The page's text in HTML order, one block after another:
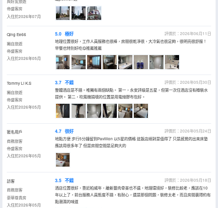
與好友旅遊
帝盛客房
入住於2026年07月
Qing Ee66
獨自旅遊
帝盛客房
入住於2026年05月
5.0 極好
評價於：2026年06月11日
地理位置很好，工作人員服務也很棒，房間很乾凈很，大冷氣也很足夠，很明亮很舒服！
早餐也特別好吃😋推薦推薦
Tommy Li K.S
獨自旅遊
帝盛客房
入住於2026年05月
3.7 不錯
評價於：2026年05月30日
整體酒店是不錯。唯獨有兩個缺點。 第一，永安評級是五星，但第一次住酒店沒有樽裝水
提供。 第二，吹風機損壞的位置是用電線膠布包好。
匿名用戶
商務旅客
帝盛客房
入住於2026年05月
4.7 很好
評價於：2026年05月24日
地點方便 步行5分鐘留到Pavillion 以5星的價格 這飯店絕對是值得了 只是感覺的出來床墊
應該用很多年了 但是房間空間是足夠大的
訪客
商務旅客
豪華尊貴房
入住於2026年05月
3.5 不錯
評價於：2026年05月18日
酒店位置很好，靠近柏威年，離新豐肉骨茶也不遠，地理環境好，裝修比較老，應該在10
年以上了，前台服務人員態度不錯，有耐心，還是那個問題，裝修太老，而且房間裏隱約有
點潮濕的味道